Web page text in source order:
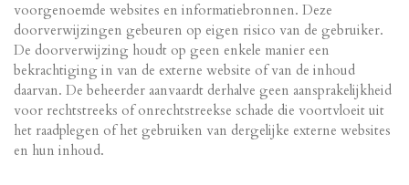
voorgenoemde websites en informatiebronnen. Deze
doorverwijzingen gebeuren op eigen risico van de gebruiker.
De doorverwijzing houdt op geen enkele manier een
bekrachtiging in van de externe website of van de inhoud
daarvan. De beheerder aanvaardt derhalve geen aansprakelijkheid
voor rechtstreeks of onrechtstreekse schade die voortvloeit uit
het raadplegen of het gebruiken van dergelijke externe websites
en hun inhoud.